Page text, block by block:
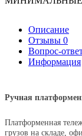
Описание
Отзывы 0
Вопрос-
Информация
Ручная
Платформенная
грузов на складе,